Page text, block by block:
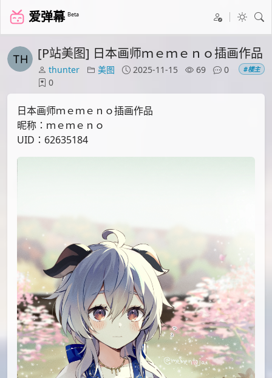
爱弹幕 Beta
[P站美图] 日本画师ｍｅｍｅｎｏ插画作品
thunter 美图 2025-11-15 69
0
0
#楼主
日本画师ｍｅｍｅｎｏ插画作品
昵称：ｍｅｍｅｎｏ
UID：62635184